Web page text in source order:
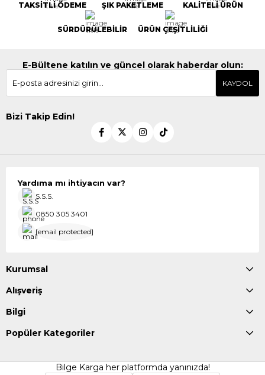
TAKSİTLİ ÖDEME ŞIK PAKETLEME KALİTELİ ÜRÜN
SÜRDÜRÜLEBİLİR ÜRÜN ÇEŞİTLİLİĞİ
E-Bültene katılın ve güncel olarak haberdar olun:
KAYDOL
Bizi Takip Edin!
Yardıma mı ihtiyacın var?
S.S.S.
0850 305 3401
[email protected]
Kurumsal
Alışveriş
Bilgi
Popüler Kategoriler
Bilge Karga her platformda yanınızda!